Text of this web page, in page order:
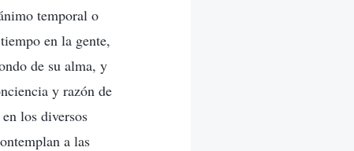
temporal o
en la gente,
de su alma, y
y razón de
los diversos
a las